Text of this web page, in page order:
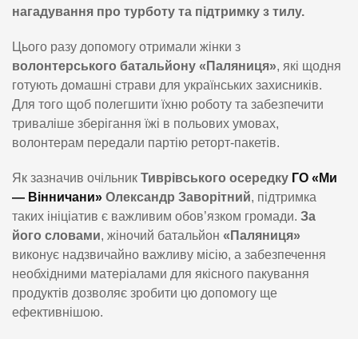
нагадування про турботу та підтримку з тилу.
Цього разу допомогу отримали жінки з
волонтерського батальйону «Паляниця», які щодня
готують домашні страви для українських захисників.
Для того щоб полегшити їхню роботу та забезпечити
триваліше зберігання їжі в польових умовах,
волонтерам передали партію реторт-пакетів.
Як зазначив очільник Тиврівського осередку ГО «Ми
— Вінничани» Олександр Заворітний, підтримка
таких ініціатив є важливим обов’язком громади. За
його словами, жіночий батальйон «Паляниця»
виконує надзвичайно важливу місію, а забезпечення
необхідними матеріалами для якісного пакування
продуктів дозволяє зробити цю допомогу ще
ефективнішою.